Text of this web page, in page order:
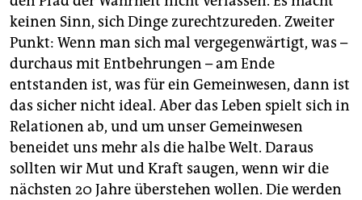
keinen Sinn, sich Dinge zurechtzureden. Zweiter
Punkt: Wenn man sich mal vergegenwärtigt, was –
durchaus mit Entbehrungen – am Ende
entstanden ist, was für ein Gemeinwesen, dann ist
das sicher nicht ideal. Aber das Leben spielt sich in
Relationen ab, und um unser Gemeinwesen
beneidet uns mehr als die halbe Welt. Daraus
sollten wir Mut und Kraft saugen, wenn wir die
nächsten 20 Jahre überstehen wollen. Die werden